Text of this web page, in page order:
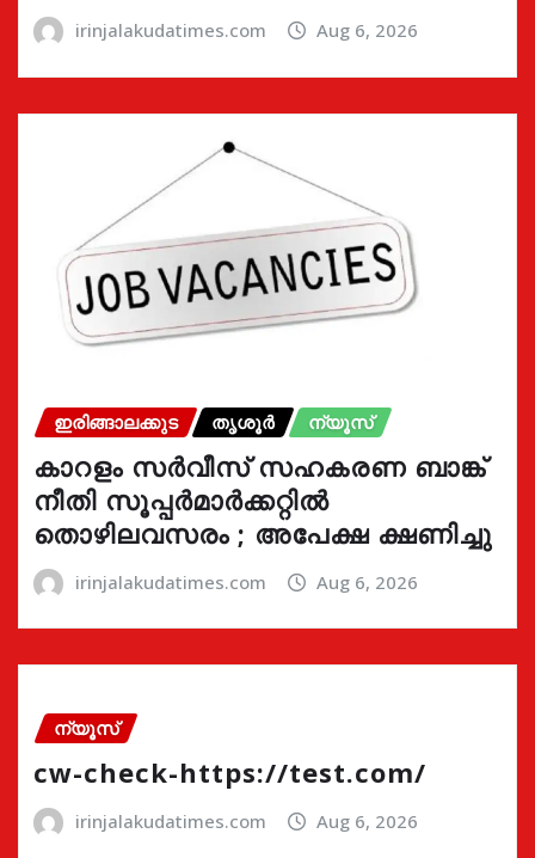
irinjalakudatimes.com Aug 6, 2026
ഇരിങ്ങാലക്കുട തൃശൂർ ന്യൂസ്
കാറളം സർവീസ് സഹകരണ ബാങ്ക്
നീതി സൂപ്പർമാർക്കറ്റിൽ
തൊഴിലവസരം ; അപേക്ഷ ക്ഷണിച്ചു
irinjalakudatimes.com Aug 6, 2026
ന്യൂസ്
cw-check-https://test.com/
irinjalakudatimes.com Aug 6, 2026